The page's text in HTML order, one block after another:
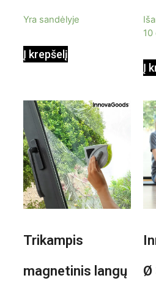
Yra sandėlyje
Į krepšelį
10
Į
Trikampis
magnetinis langų
Ø